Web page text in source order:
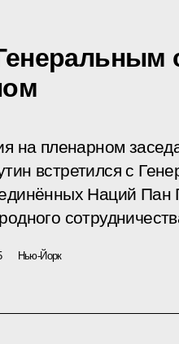
на пленарном
встретился с
Наций Пан
Нью-Йорк